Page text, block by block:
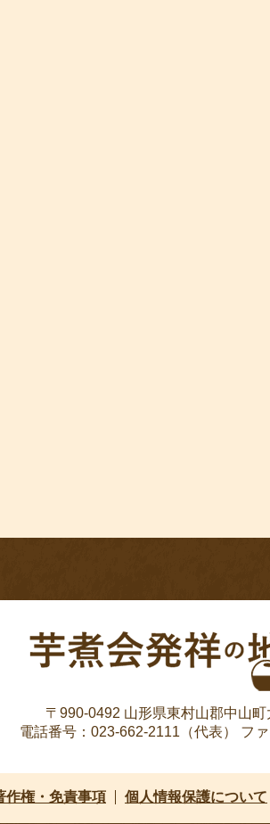
〒990-0492 山形県東村山郡中山
電話番号：023-662-2111（代表） フ
作権・免責事項 個人情報保護について